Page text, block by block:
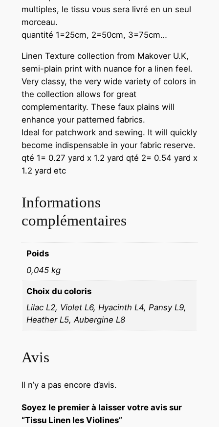
multiples, le tissu vous sera livré en un seul
morceau.
quantité 1=25cm, 2=50cm, 3=75cm…
Linen Texture collection from Makover U.K,
semi-plain print with nuance for a linen feel.
Very classy, ​​the very wide variety of colors in
the collection allows for great
complementarity. These faux plains will
enhance your patterned fabrics.
Ideal for patchwork and sewing. It will quickly
become indispensable in your fabric reserve.
qté 1= 0.27 yard x 1.2 yard qté 2= 0.54 yard x
1.2 yard etc
Informations
complémentaires
Poids
0,045 kg
Choix du coloris
Lilac L2, Violet L6, Hyacinth L4, Pansy L9,
Heather L5, Aubergine L8
Avis
Il n’y a pas encore d’avis.
Soyez le premier à laisser votre avis sur
“Tissu Linen les Violines”